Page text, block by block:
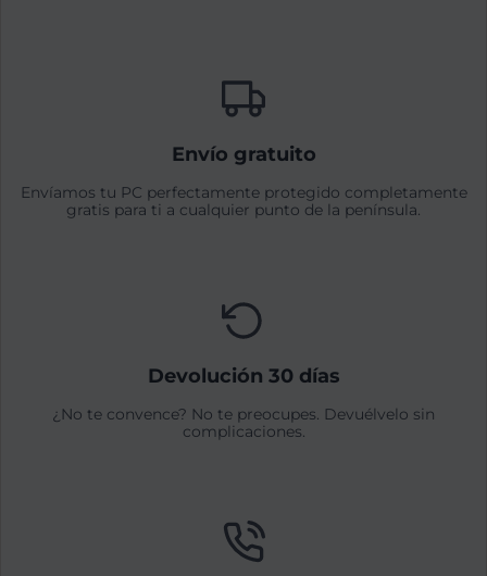
Envío gratuito
Envíamos tu PC perfectamente protegido completamente
gratis para ti a cualquier punto de la península.
Devolución 30 días
¿No te convence? No te preocupes. Devuélvelo sin
complicaciones.